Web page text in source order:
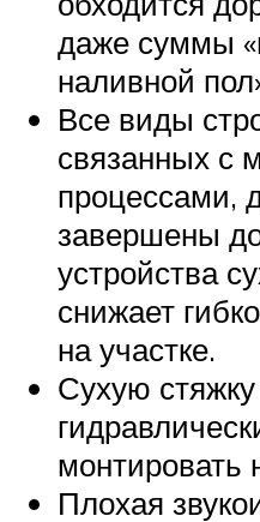
даже суммы
наливной
Все виды
связанных с
процессами,
завершены
устройства
снижает
на участке.
Сухую
монтировать
Плохая